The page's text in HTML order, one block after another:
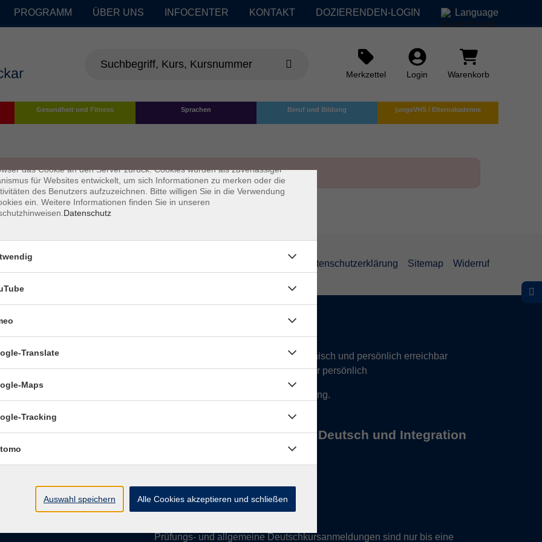
PROGRAMM ÜBER UNS INFOCENTER KONTAKT DOZIERENDEN-LOGIN Language
Merkzettel Login Warenkorb
Gesundheit und Fitness Sprachen Beruf und Bildung jungeVHS / Elternakademie
Datenschutzerklärung Sitemap Widerruf
Öffnungszeiten:
9–12.30 Uhr telefonisch und persönlich erreichbar
Mo–Do nachmittags:13.30–17 Uhr nur persönlich
Termine für Beratung nach Vereinbarung.
Öffnungszeiten des Büros Deutsch und Integration
Mi9-12 Uhr
Do & Frgeschlossen
Prüfungs- und allgemeine Deutschkursanmeldungen sind nur bis eine
sind kleine Datenmengen, die von einer Website gesendet und vom
das Cookie an den Server zurück. Cookies wurden als zuverlässiger
für Websites entwickelt, um sich Informationen zu merken oder die
des Benutzers aufzuzeichnen. Bitte willigen Sie in die Verwendung
ein. Weitere Informationen finden Sie in unseren
Datenschutz
×
Translate
Maps
Tracking
Auswahl speichern Alle Cookies akzeptieren und schließen